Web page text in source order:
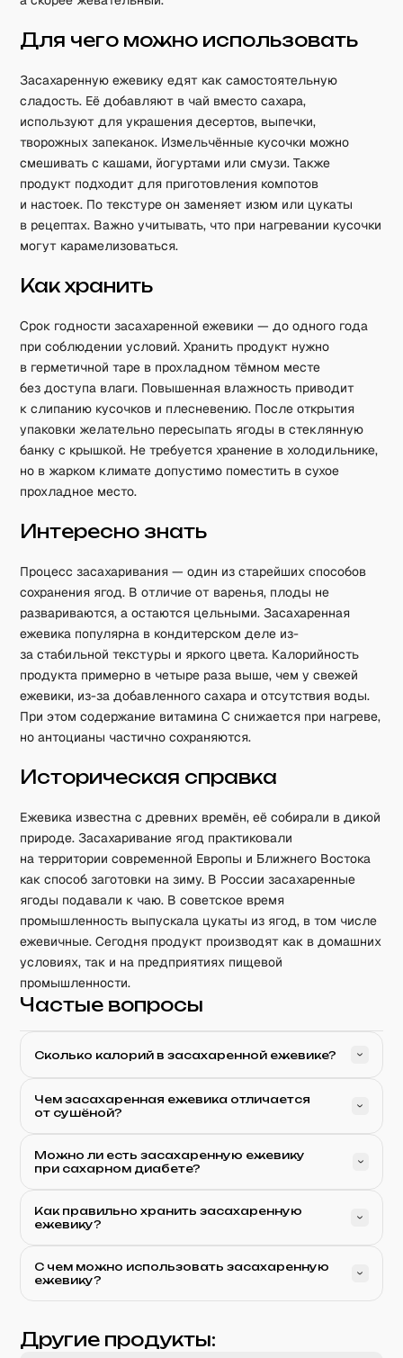
Для чего можно использовать
Засахаренную ежевику едят как самостоятельную
сладость. Её добавляют в чай вместо сахара,
используют для украшения десертов, выпечки,
творожных запеканок. Измельчённые кусочки можно
смешивать с кашами, йогуртами или смузи. Также
продукт подходит для приготовления компотов
и настоек. По текстуре он заменяет изюм или цукаты
в рецептах. Важно учитывать, что при нагревании кусочки
могут карамелизоваться.
Как хранить
Срок годности засахаренной ежевики — до одного года
при соблюдении условий. Хранить продукт нужно
в герметичной таре в прохладном тёмном месте
без доступа влаги. Повышенная влажность приводит
к слипанию кусочков и плесневению. После открытия
упаковки желательно пересыпать ягоды в стеклянную
банку с крышкой. Не требуется хранение в холодильнике,
но в жарком климате допустимо поместить в сухое
прохладное место.
Интересно знать
Процесс засахаривания — один из старейших способов
сохранения ягод. В отличие от варенья, плоды не
развариваются, а остаются цельными. Засахаренная
ежевика популярна в кондитерском деле из-
за стабильной текстуры и яркого цвета. Калорийность
продукта примерно в четыре раза выше, чем у свежей
ежевики, из-за добавленного сахара и отсутствия воды.
При этом содержание витамина C снижается при нагреве,
но антоцианы частично сохраняются.
Историческая справка
Ежевика известна с древних времён, её собирали в дикой
природе. Засахаривание ягод практиковали
на территории современной Европы и Ближнего Востока
как способ заготовки на зиму. В России засахаренные
ягоды подавали к чаю. В советское время
промышленность выпускала цукаты из ягод, в том числе
ежевичные. Сегодня продукт производят как в домашних
условиях, так и на предприятиях пищевой
промышленности.
Частые вопросы
Сколько калорий в засахаренной ежевике?
Чем засахаренная ежевика отличается
от сушёной?
Можно ли есть засахаренную ежевику
при сахарном диабете?
Как правильно хранить засахаренную
ежевику?
С чем можно использовать засахаренную
ежевику?
Другие продукты: